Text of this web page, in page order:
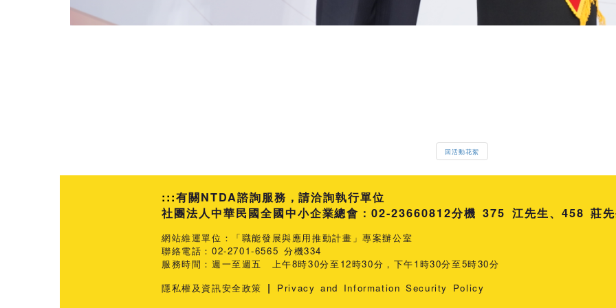
回活動花絮
:::有關NTDA諮詢服務，請洽詢執行單位
社團法人中華民國全國中小企業總會：02-23660812分機 375 江先生 458 莊
網站維運單位：「職能發展與應用推動計畫」專案辦公室
聯絡電話：02-2701-6565 分機334
服務時間：週一至週五 上午8時30分至12時30分，下午1時30分至5時30分
隱私權及資訊安全政策 | Privacy and Information Security Policy